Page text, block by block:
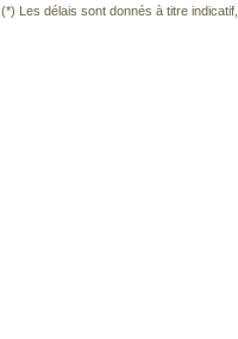
(*) Les délais sont donnés à titre